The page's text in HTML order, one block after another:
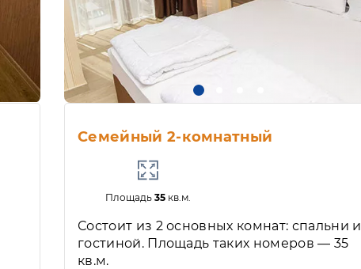
Семейный 2-комнатный
Площадь 35кв.м.
Состоит из 2 основных комнат: спальни и
гостиной. Площадь таких номеров — 35
кв.м.